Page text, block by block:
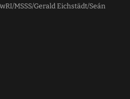
MSSS/Gerald Eichstädt/Seán